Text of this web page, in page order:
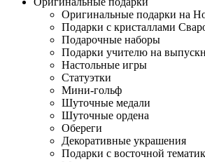
Оригинальные подарки на
Подарки с кристаллами
Подарочные наборы
Подарки учителю на
Настольные игры
Статуэтки
Мини-гольф
Шуточные медали
Шуточные ордена
Обереги
Декоративные украшения
Подарки с восточной